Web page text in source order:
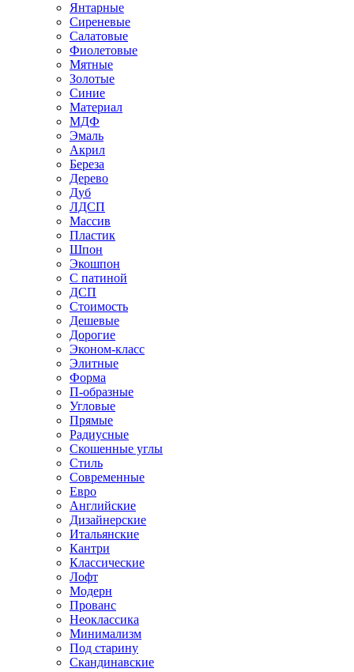
Янтарные
Сиреневые
Салатовые
Фиолетовые
Мятные
Золотые
Синие
Материал
МДФ
Эмаль
Акрил
Береза
Дерево
Дуб
ЛДСП
Массив
Пластик
Шпон
Экошпон
С патиной
ДСП
Стоимость
Дешевые
Дорогие
Эконом-класс
Элитные
Форма
П-образные
Угловые
Прямые
Радиусные
Скошенные углы
Стиль
Современные
Евро
Английские
Дизайнерские
Итальянские
Кантри
Классические
Лофт
Модерн
Прованс
Неоклассика
Минимализм
Под старину
Скандинавские